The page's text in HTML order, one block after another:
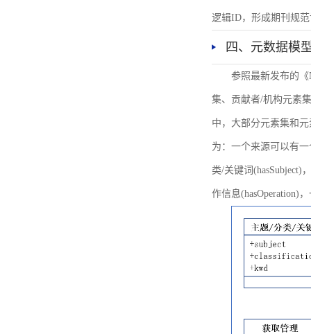
逻辑ID，形成期刊规
四、元数据模
参照最新发布的
集、贡献者/机构元素
中，大部分元素集和
为：一个来源可以有
类/关键词(hasSubject)
作信息(hasOperation)